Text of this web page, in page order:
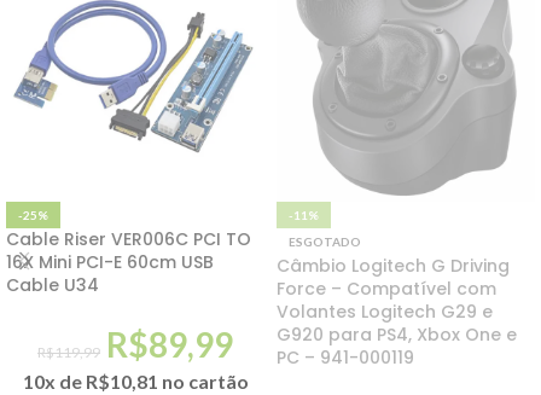
-25%
Cable Riser VER006C PCI TO
16X Mini PCI-E 60cm USB
Cable U34
R$119,99 R$89,99
10x de R$10,81 no cartão
-11%
ESGOTADO
Câmbio Logitech G Driving
Force – Compatível com
Volantes Logitech G29 e
G920 para PS4, Xbox One e
PC – 941-000119